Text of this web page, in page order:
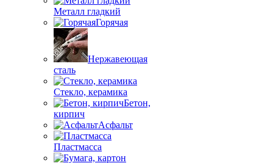
Металл гладкий
Горячая
Нержавеющая
сталь
Стекло, керамика
Бетон,
кирпич
Асфальт
Пластмасса